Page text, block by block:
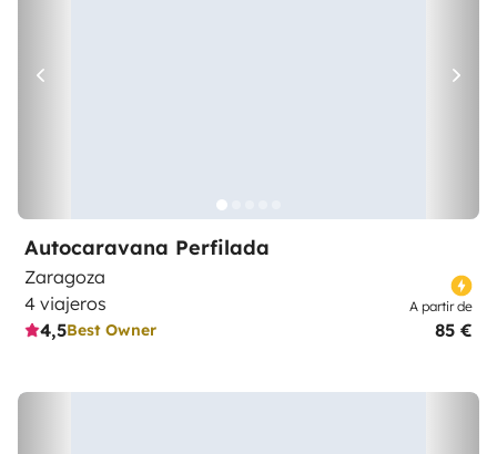
Autocaravana Perfilada
Zaragoza
4 viajeros
4,5Best Owner
A partir de
85 €